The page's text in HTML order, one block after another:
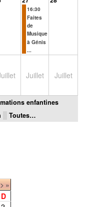
16:30
Faites
de
Musique
à Génis
...
Juillet Juillet
enfantines
Toutes…
>»
D